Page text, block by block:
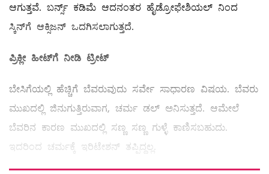
ಆಗುತ್ತವೆ. ಬರ್ನ್ಸ್ ಕಡಿಮೆ ಆದನಂತರ ಹೈಡ್ರೋಫೇಶಿಯಲ್ ನಿಂದ
ಸ್ಕಿನ್‌ಗೆ ಆಕ್ಸಿಜನ್‌ ಒದಗಿಸಲಾಗುತ್ತದೆ.
ಪ್ರಿಕ್ಲೀ ಹೀಟ್‌ಗೆ ನೀಡಿ ಟ್ರೀಟ್‌
ಬೇಸಿಗೆಯಲ್ಲಿ ಹೆಚ್ಚಿಗೆ ಬೆವರುವುದು ಸರ್ವೇ ಸಾಧಾರಣ ವಿಷಯ. ಬೆವರು
ಮುಖದಲ್ಲಿ ಜಿನುಗುತ್ತಿರುವಾಗ, ಚರ್ಮ ಡಲ್ ಅನಿಸುತ್ತದೆ. ಆಮೇಲೆ
ಬೆವರಿನ ಕಾರಣ ಮುಖದಲ್ಲಿ ಸಣ್ಣ ಸಣ್ಣ ಗುಳ್ಳೆ ಕಾಣಿಸಬಹುದು.
ಇದರಿಂದ ಚರ್ಮಕ್ಕೆ ಇರಿಟೇಶನ್‌ ತಪ್ಪಿದ್ದಲ್ಲ.